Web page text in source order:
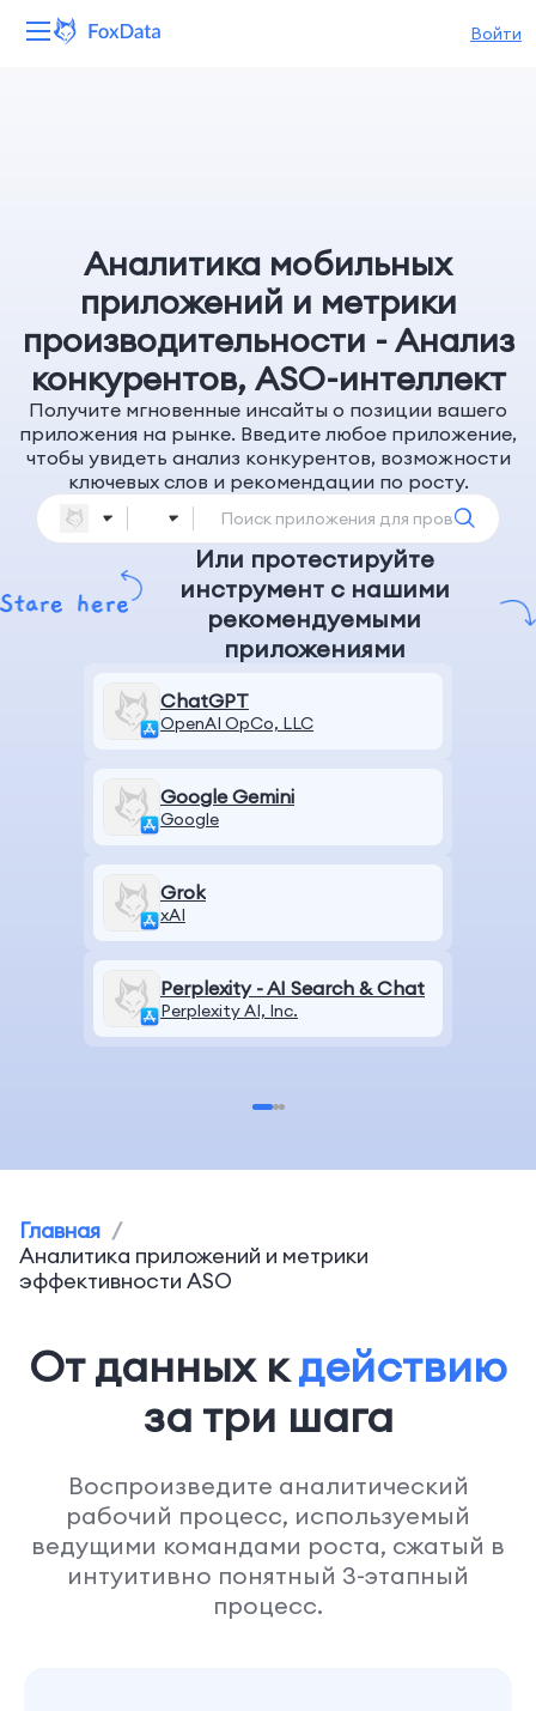
Войти
Цены
Компания
Аналитика мобильных
приложений и метрики
производительности - Анализ
конкурентов, ASO-интеллект
Получите мгновенные инсайты о позиции вашего
приложения на рынке. Введите любое приложение,
чтобы увидеть анализ конкурентов, возможности
ключевых слов и рекомендации по росту.
Или протестируйте
инструмент с нашими
рекомендуемыми
приложениями
ChatGPT
OpenAI OpCo, LLC
Google Gemini
Google
Grok
xAI
Perplexity - AI Search & Chat
Perplexity AI, Inc.
Главная /
Аналитика приложений и метрики
эффективности ASO
От данных кдействию
за три шага
Воспроизведите аналитический
рабочий процесс, используемый
ведущими командами роста, сжатый в
интуитивно понятный 3-этапный
процесс.